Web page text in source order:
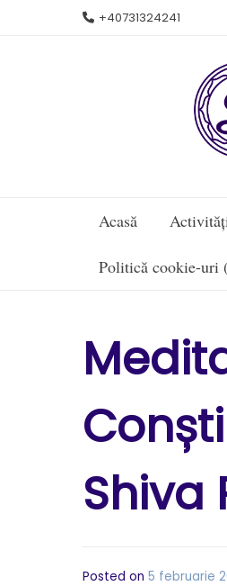
+40731324241
Acasă
Politică cookie-uri
Shiva
Posted on 5 februarie